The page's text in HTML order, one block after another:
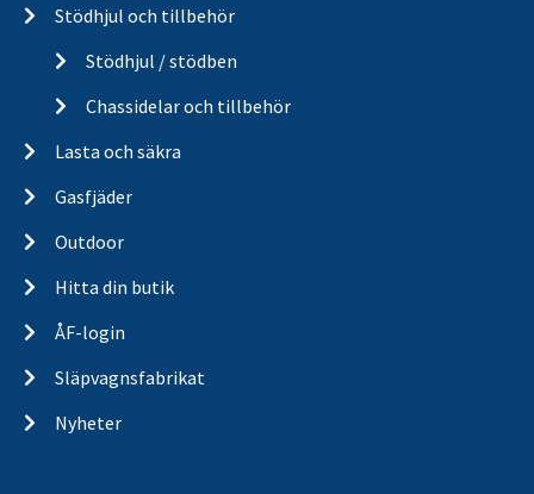
Stödhjul och tillbehör
Stödhjul / stödben
Chassidelar och tillbehör
Lasta och säkra
Gasfjäder
Outdoor
Hitta din butik
ÅF-login
Släpvagnsfabrikat
Nyheter